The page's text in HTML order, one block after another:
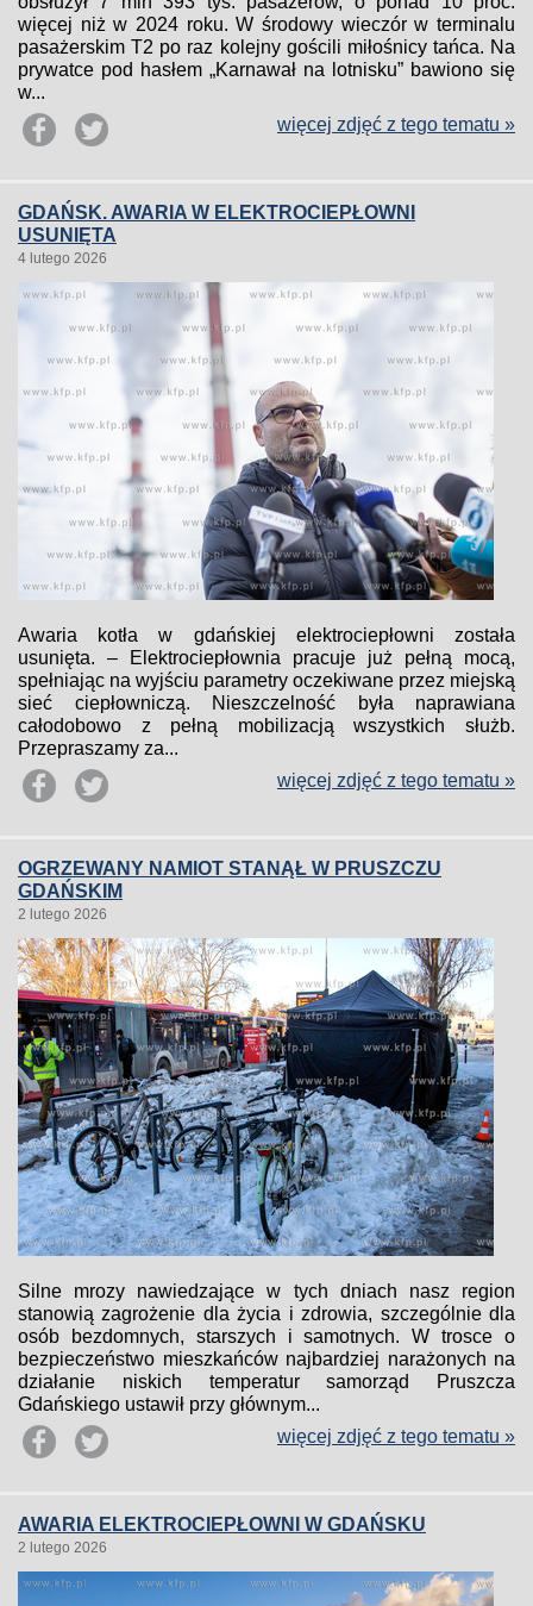
więcej niż w 2024 roku. W środowy wieczór w terminalu
pasażerskim T2 po raz kolejny gościli miłośnicy tańca. Na
prywatce pod hasłem „Karnawał na lotnisku” bawiono się
w...
więcej zdjęć z tego tematu »
GDAŃSK. AWARIA W ELEKTROCIEPŁOWNI
USUNIĘTA
4 lutego 2026
Awaria kotła w gdańskiej elektrociepłowni została
usunięta. – Elektrociepłownia pracuje już pełną mocą,
spełniając na wyjściu parametry oczekiwane przez miejską
sieć ciepłowniczą. Nieszczelność była naprawiana
całodobowo z pełną mobilizacją wszystkich służb.
Przepraszamy za...
więcej zdjęć z tego tematu »
OGRZEWANY NAMIOT STANĄŁ W PRUSZCZU
GDAŃSKIM
2 lutego 2026
Silne mrozy nawiedzające w tych dniach nasz region
stanowią zagrożenie dla życia i zdrowia, szczególnie dla
osób bezdomnych, starszych i samotnych. W trosce o
bezpieczeństwo mieszkańców najbardziej narażonych na
działanie niskich temperatur samorząd Pruszcza
Gdańskiego ustawił przy głównym...
więcej zdjęć z tego tematu »
AWARIA ELEKTROCIEPŁOWNI W GDAŃSKU
2 lutego 2026